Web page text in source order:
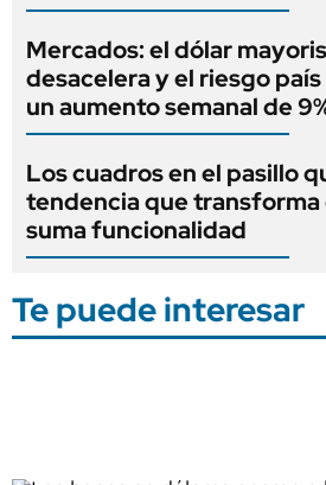
Mercados: el dólar
desacelera y el riesgo país
un aumento semanal de
Los cuadros en el pasillo
tendencia que transforma
suma funcionalidad
Te puede interesar